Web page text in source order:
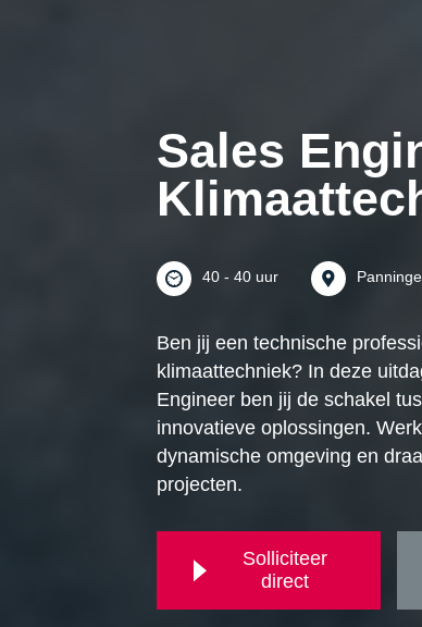
Sales
40 - 40 uur
Ben jij een technische
klimaattechniek? In deze
Engineer ben jij de schakel
innovatieve oplossingen.
dynamische omgeving en
projecten.
Solliciteer
direct